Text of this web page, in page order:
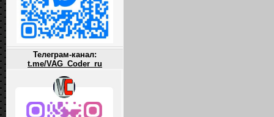
Телеграм-канал:
t.me/VAG_Coder_ru